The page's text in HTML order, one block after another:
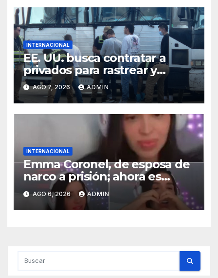
INTERNACIONAL
EE. UU. busca contratar a
privados para rastrear y
cobrar multas a migrantes
deportados en México y
Centroamérica
AGO 7, 2026 ADMIN
INTERNACIONAL
Emma Coronel, de esposa de
narco a prisión; ahora es
tiktoker
AGO 6, 2026 ADMIN